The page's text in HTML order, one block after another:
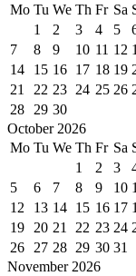
Mo Tu We Th Fr Sa
1
2 3 4 5
7
8 9 10 11 12
14
15 16 17 18 19
21
22 23 24 25 26
28
29 30
October 2026
Mo Tu We Th Fr Sa
1
2 3
5
6 7 8 9 10
12
13 14 15 16 17
19
20 21 22 23 24
26
27 28 29 30 31
November 2026